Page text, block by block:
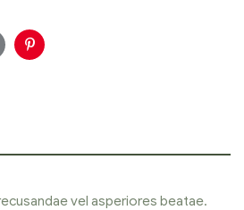
Pinterest
vel asperiores beatae.